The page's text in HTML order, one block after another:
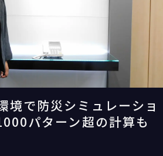
境で防災シミュレーショ
パターン超の計算も